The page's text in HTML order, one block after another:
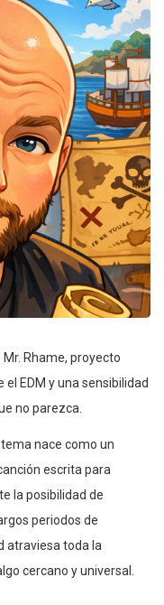
Rhame, proyecto
EDM y una sensibilidad
no parezca.
nace como un
escrita para
la posibilidad de
periodos de
atraviesa toda la
cercano y universal.